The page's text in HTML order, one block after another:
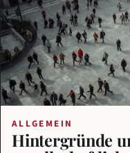
ALLGEMEIN
Hintergründe